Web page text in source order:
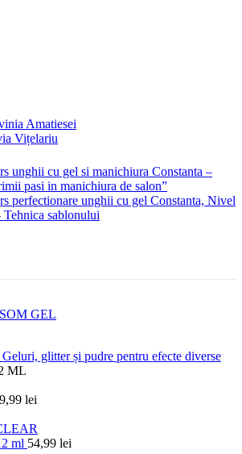
Amatiesei
Vițelariu
unghii cu gel si manichiura Constanta –
pasi in manichiura de salon”
perfectionare unghii cu gel Constanta, Nivel
Tehnica sablonului
Geluri, glitter și pudre pentru efecte diverse
ML
lei
ml 54,99 lei